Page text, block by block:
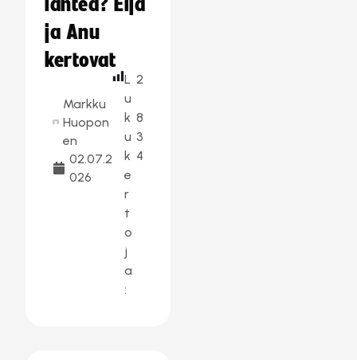
lähteä? Eija
ja Anu
kertovat
Markku
Huopon
en
02.07.2
026
L
u
k
u
k
e
r
t
o
j
a
:
2
8
3
4